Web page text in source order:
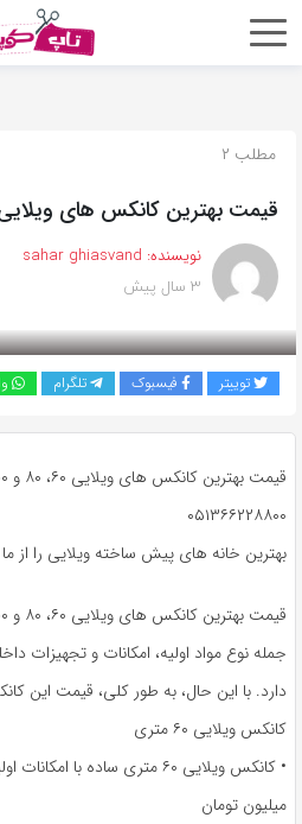
اشتراک
از
روش‌های
زیر
می‌توانید
این
صفحه
با
دوستان
خود
بگذارید.
کپی
مطلب ۲
قیمت بهترین کانکس های ویلایی ۶۰، ۸۰ و ۱۰۰
نویسنده: sahar ghiasvand
۳ سال پیش
توییتر فیسبوک تلگرام
قیمت بهترین کانکس های ویلایی ۶۰، ۸۰ و ۱۰۰ متری
۰۵۱۳۶۶۲۲۸۸۰۰
بهترین خانه های پیش ساخته ویلایی را از
جمله نوع مواد اولیه، امکانات و تجهیزات
دارد. با این حال، به طور کلی، قیمت این
کانکس ویلایی ۶۰ متری
میلیون تومان